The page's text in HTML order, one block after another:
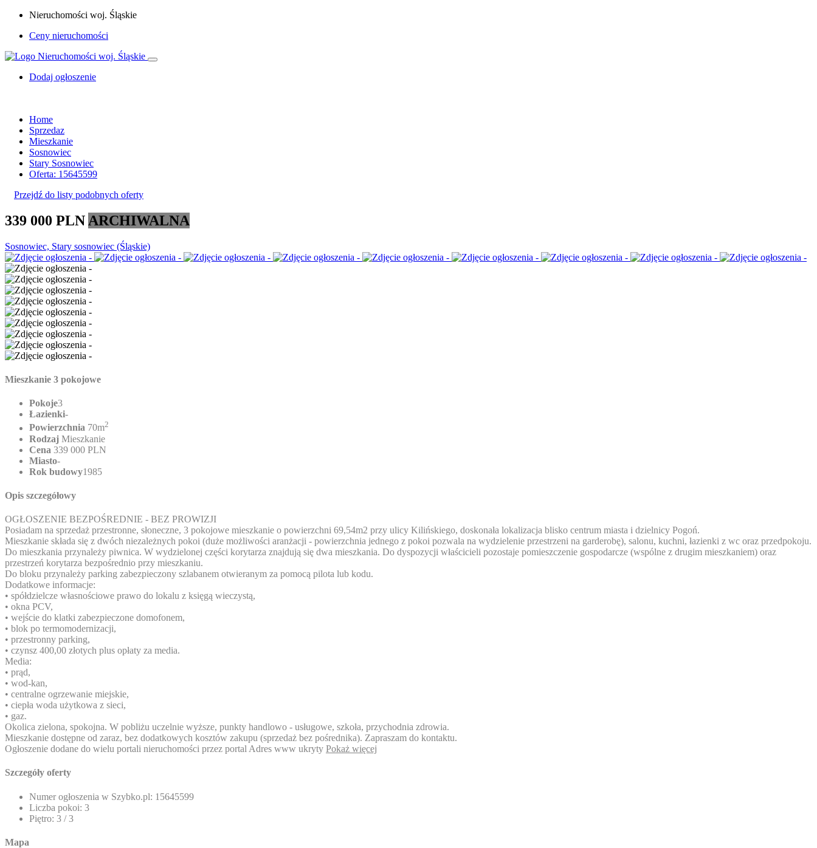
Nieruchomości woj. Śląskie
Ceny nieruchomości
Dodaj ogłoszenie
Home
Sprzedaz
Mieszkanie
Sosnowiec
Stary Sosnowiec
Oferta: 15645599
Przejdź do listy podobnych oferty
339 000 PLN ARCHIWALNA
Sosnowiec, Stary sosnowiec (Śląskie)
Mieszkanie 3 pokojowe
Pokoje3
Łazienki-
Powierzchnia 70m2
Rodzaj Mieszkanie
Cena 339 000 PLN
Miasto-
Rok budowy1985
Opis szczegółowy
OGŁOSZENIE BEZPOŚREDNIE - BEZ PROWIZJI
Posiadam na sprzedaż przestronne, słoneczne, 3 pokojowe mieszkanie o powierzchni 69,54m2 przy ulicy Kilińskiego, doskonała lokalizacja blisko centrum miasta i dzielnicy Pogoń.
Mieszkanie składa się z dwóch niezależnych pokoi (duże możliwości aranżacji - powierzchnia jednego z pokoi pozwala na wydzielenie przestrzeni na garderobę), salonu, kuchni, łazienki z wc oraz przedpokoju.
Do mieszkania przynależy piwnica. W wydzielonej części korytarza znajdują się dwa mieszkania. Do dyspozycji właścicieli pozostaje pomieszczenie gospodarcze (wspólne z drugim mieszkaniem) oraz
przestrzeń korytarza bezpośrednio przy mieszkaniu.
Do bloku przynależy parking zabezpieczony szlabanem otwieranym za pomocą pilota lub kodu.
Dodatkowe informacje:
• spółdzielcze własnościowe prawo do lokalu z księgą wieczystą,
• okna PCV,
• wejście do klatki zabezpieczone domofonem,
• blok po termomodernizacji,
• przestronny parking,
• czynsz 400,00 złotych plus opłaty za media.
Media:
• prąd,
• wod-kan,
• centralne ogrzewanie miejskie,
• ciepła woda użytkowa z sieci,
• gaz.
Okolica zielona, spokojna. W pobliżu uczelnie wyższe, punkty handlowo - usługowe, szkoła, przychodnia zdrowia.
Mieszkanie dostępne od zaraz, bez dodatkowych kosztów zakupu (sprzedaż bez pośrednika). Zapraszam do kontaktu.
Ogłoszenie dodane do wielu portali nieruchomości przez portal Adres www ukryty Pokaż więcej
Szczegóły oferty
Numer ogłoszenia w Szybko.pl: 15645599
Liczba pokoi: 3
Piętro: 3 / 3
Mapa